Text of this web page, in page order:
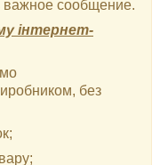
важное сообщение.
інтернет-
без